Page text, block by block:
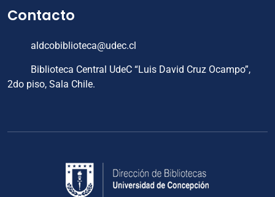
Contacto
aldcobiblioteca@udec.cl
Biblioteca Central UdeC “Luis David Cruz Ocampo”,
2do piso, Sala Chile.